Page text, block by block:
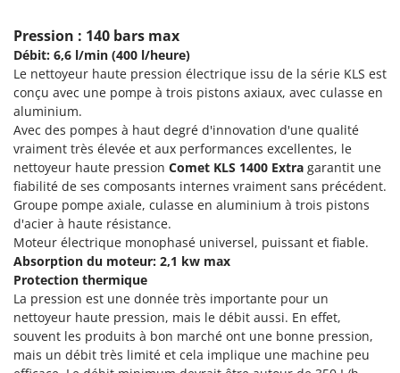
R
Rafraîchisseurs d'air par évaporation
Rampes de chargement en aluminium
Râpes à fromage électriques
Râteaux pour tracteur
Remplisseuses
Robots nettoyeurs de piscine
Robots Tondeuses
Rogneuses de souches
Rouleaux pour tracteur
S
Scies à os
Scies à Ruban
GYS
H
Hailo
Helvi
Henx
HiKOKI
Honda
I
Idromatic
Il-Tec
Imperia
Infaco
Intec
Pression : 140 bars max
Débit: 6,6 l/min (400 l/heure)
Le nettoyeur haute pression électrique issu de la série KLS est
conçu avec une pompe à trois pistons axiaux, avec culasse en
aluminium.
Avec des pompes à haut degré d'innovation d'une qualité
vraiment très élevée et aux performances excellentes, le
nettoyeur haute pression Comet KLS 1400 Extra garantit une
fiabilité de ses composants internes vraiment sans précédent.
Groupe pompe axiale, culasse en aluminium à trois pistons
d'acier à haute résistance.
Moteur électrique monophasé universel, puissant et fiable.
Absorption du moteur: 2,1 kw max
Protection thermique
La pression est une donnée très importante pour un
nettoyeur haute pression, mais le débit aussi. En effet,
souvent les produits à bon marché ont une bonne pression,
mais un débit très limité et cela implique une machine peu